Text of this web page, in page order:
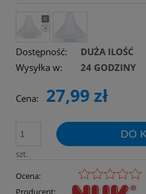
Dostępność:
DUŻA ILOŚĆ
Wysyłka w:
24 GODZINY
Cena: 27,99 zł
szt.
DO
Ocena:
Producent: